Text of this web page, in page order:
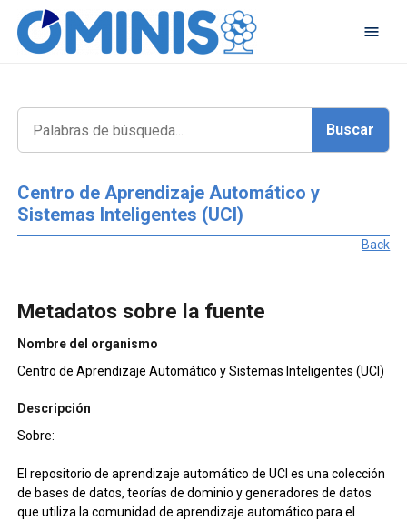
Centro de Aprendizaje Automático y
Sistemas Inteligentes (UCI)
Back
Metadatos sobre la fuente
Nombre del organismo
Centro de Aprendizaje Automático y Sistemas Inteligentes (UCI)
Descripción
Sobre:
El repositorio de aprendizaje automático de UCI es una colección
de bases de datos, teorías de dominio y generadores de datos
que utiliza la comunidad de aprendizaje automático para el